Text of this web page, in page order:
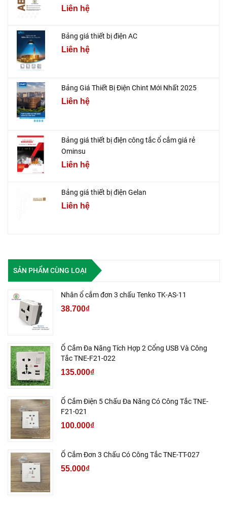
Liên hệ
Bảng giá thiết bị điện AC
Liên hệ
Bảng Giá Thiết Bị Điện Chint Mới Nhất 2025
Liên hệ
Bảng giá thiết bị điện công tắc ổ cắm giá rẻ
Ominsu
Liên hệ
Bảng giá thiết bị điện Gelan
Liên hệ
SẢN PHẨM CÙNG LOẠI
Nhân ổ cắm đơn 3 chấu Tenko TK-AS-11
38.700₫
Ổ Cắm Đa Năng Tích Hợp 2 Cổng USB Và Công
Tắc TNE-F21-022
135.000₫
Ổ Cắm Điện 5 Chấu Đa Năng Có Công Tắc TNE-
F21-021
100.000₫
Ổ Cắm Đơn 3 Chấu Có Công Tắc TNE-TT-027
55.000₫